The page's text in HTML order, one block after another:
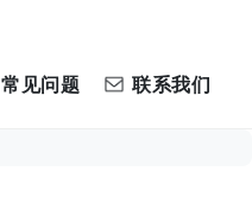
常见问题 联系我们